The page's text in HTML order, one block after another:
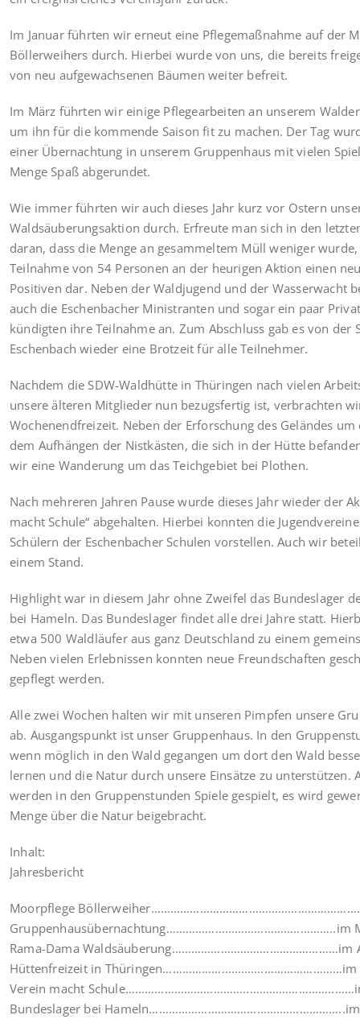
Im Januar führten wir erneut eine Pflegemaßnahme auf der
Böllerweihers durch. Hierbei wurde von uns, die bereits
von neu aufgewachsenen Bäumen weiter befreit.
Im März führten wir einige Pflegearbeiten an unserem
um ihn für die kommende Saison fit zu machen. Der Tag
einer Übernachtung in unserem Gruppenhaus mit vielen
Menge Spaß abgerundet.
Wie immer führten wir auch dieses Jahr kurz vor Ostern
Waldsäuberungsaktion durch. Erfreute man sich in den
daran, dass die Menge an gesammeltem Müll weniger
Teilnahme von 54 Personen an der heurigen Aktion einen
Positiven dar. Neben der Waldjugend und der Wasserwacht
auch die Eschenbacher Ministranten und sogar ein paar
kündigten ihre Teilnahme an. Zum Abschluss gab es von der
Eschenbach wieder eine Brotzeit für alle Teilnehmer.
Nachdem die SDW-Waldhütte in Thüringen nach vielen
unsere älteren Mitglieder nun bezugsfertig ist, verbrachten
Wochenendfreizeit. Neben der Erforschung des Geländes
dem Aufhängen der Nistkästen, die sich in der Hütte
wir eine Wanderung um das Teichgebiet bei Plothen.
Nach mehreren Jahren Pause wurde dieses Jahr wieder der
macht Schule“ abgehalten. Hierbei konnten die
Schülern der Eschenbacher Schulen vorstellen. Auch wir
einem Stand.
Highlight war in diesem Jahr ohne Zweifel das Bundeslager
bei Hameln. Das Bundeslager findet alle drei Jahre statt.
etwa 500 Waldläufer aus ganz Deutschland zu einem
Neben vielen Erlebnissen konnten neue Freundschaften
gepflegt werden.
Alle zwei Wochen halten wir mit unseren Pimpfen unsere
ab. Ausgangspunkt ist unser Gruppenhaus. In den
wenn möglich in den Wald gegangen um dort den Wald
lernen und die Natur durch unsere Einsätze zu unterstützen.
werden in den Gruppenstunden Spiele gespielt, es wird
Menge über die Natur beigebracht.
Inhalt:
Jahresbericht
Moorpflege
Gruppenhausübernachtung…………………………………..………..im
Rama-Dama Waldsäuberung……………………………………………im
Hüttenfreizeit in Thüringen………………………….……………………im
Verein macht
Bundeslager bei Hameln………………………………….………………..im